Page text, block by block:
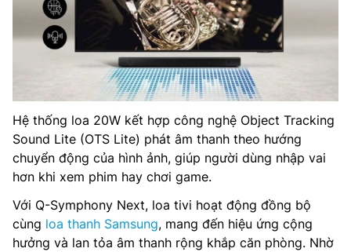
Hệ thống loa 20W kết hợp công nghệ Object Tracking
Sound Lite (OTS Lite) phát âm thanh theo hướng
chuyển động của hình ảnh, giúp người dùng nhập vai
hơn khi xem phim hay chơi game.
Với Q-Symphony Next, loa tivi hoạt động đồng bộ
cùng loa thanh Samsung, mang đến hiệu ứng cộng
hưởng và lan tỏa âm thanh rộng khắp căn phòng. Nhờ